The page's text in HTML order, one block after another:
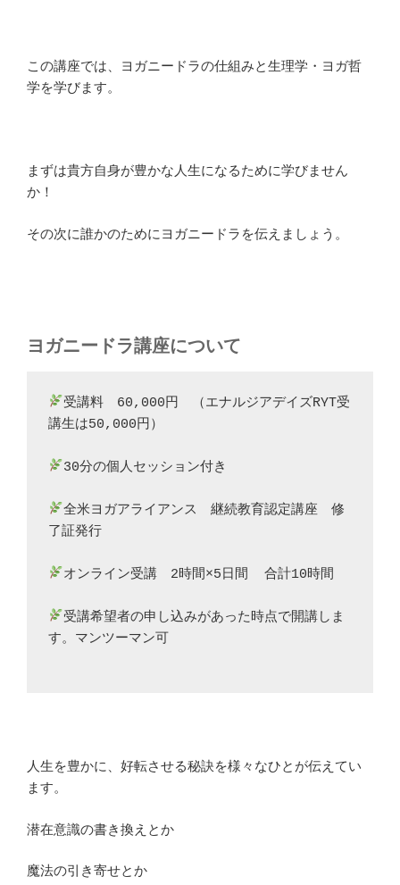
この講座では、ヨガニードラの仕組みと生理学・ヨガ哲
学を学びます。
まずは貴方自身が豊かな人生になるために学びません
か！
その次に誰かのためにヨガニードラを伝えましょう。
ヨガニードラ講座について
受講料　60,000円　（エナルジアデイズRYT受
講生は50,000円）
30分の個人セッション付き
全米ヨガアライアンス　継続教育認定講座　修
了証発行
オンライン受講　2時間×5日間  合計10時間
受講希望者の申し込みがあった時点で開講しま
す。マンツーマン可
人生を豊かに、好転させる秘訣を様々なひとが伝えてい
ます。
潜在意識の書き換えとか
魔法の引き寄せとか